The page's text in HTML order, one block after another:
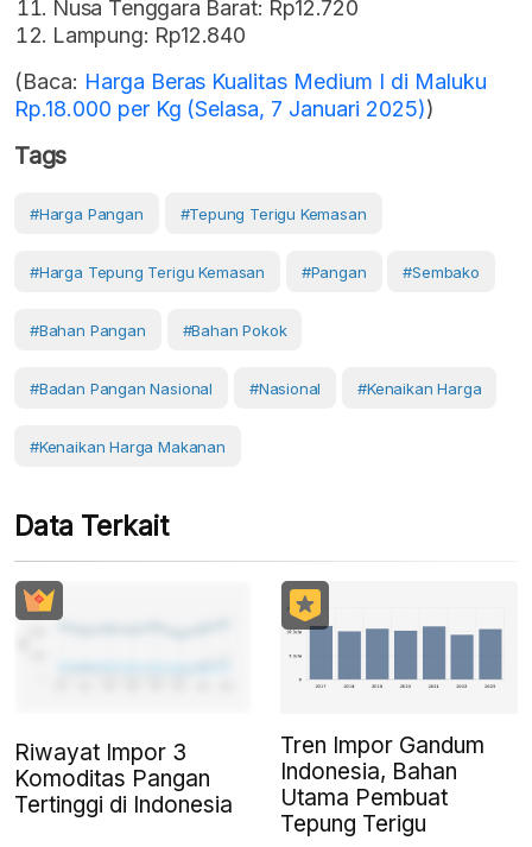
Nusa Tenggara Barat: Rp12.720
Lampung: Rp12.840
(Baca: Harga Beras Kualitas Medium I di Maluku
Rp.18.000 per Kg (Selasa, 7 Januari 2025))
Tags
#Harga Pangan #Tepung Terigu Kemasan
#Harga Tepung Terigu Kemasan #Pangan #Sembako
#Bahan Pangan #Bahan Pokok
#Badan Pangan Nasional #Nasional #Kenaikan Harga
#kenaikan Harga Makanan
Data Terkait
Riwayat Impor 3
Komoditas Pangan
Tertinggi di Indonesia
Tren Impor Gandum
Indonesia, Bahan
Utama Pembuat
Tepung Terigu